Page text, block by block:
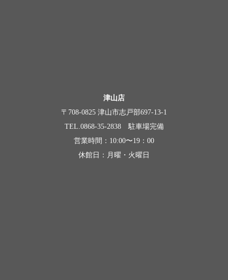
津山店
〒708-0825 津山市志戸部697-13-1
TEL.0868-35-2838 駐車場完備
営業時間：10:00〜19：00
休館日：月曜・火曜日